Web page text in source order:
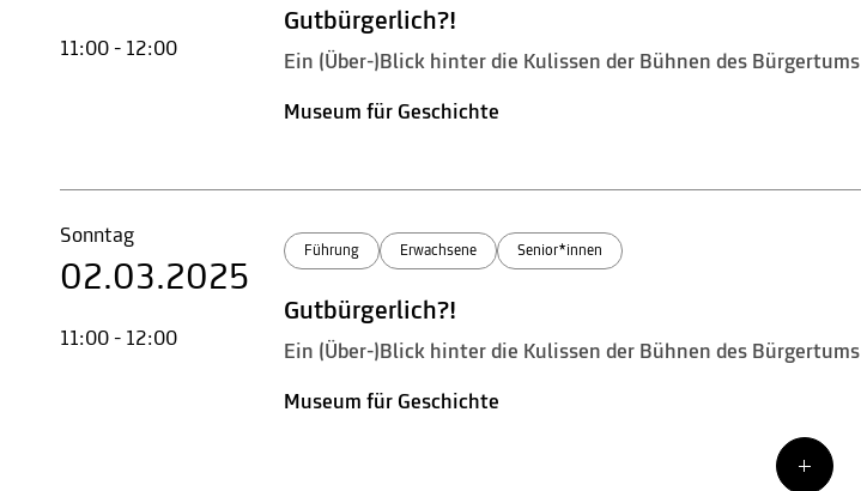
11:00 - 12:00
Gutbürgerlich?!
Ein (Über-)Blick hinter die Kulissen der Bühnen des Bürgertums
Museum für Geschichte
Sonntag
02.03.2025
11:00 - 12:00
Führung Erwachsene Senior*innen
Gutbürgerlich?!
Ein (Über-)Blick hinter die Kulissen der Bühnen des Bürgertums
Museum für Geschichte